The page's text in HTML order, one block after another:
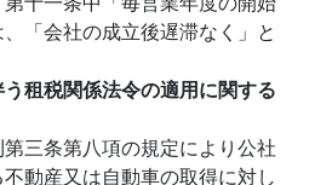
「会社の成立後遅滞なく」と
う租税関係法令の適用に関する
三条第八項の規定により公社
動産又は自動車の取得に対し